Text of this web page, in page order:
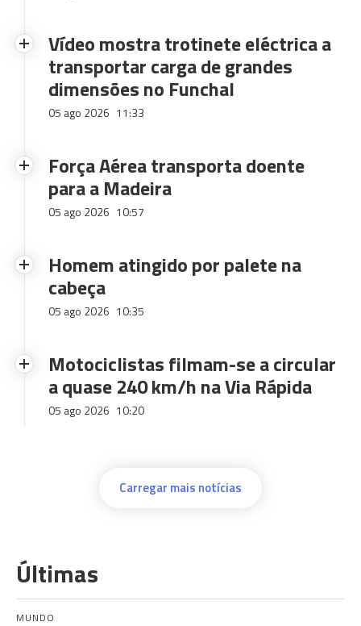
Vídeo mostra trotinete eléctrica a
transportar carga de grandes
dimensões no Funchal
05 ago 2026 11:33
Força Aérea transporta doente
para a Madeira
05 ago 2026 10:57
Homem atingido por palete na
cabeça
05 ago 2026 10:35
Motociclistas filmam-se a circular
a quase 240 km/h na Via Rápida
05 ago 2026 10:20
Carregar mais notícias
Últimas
MUNDO